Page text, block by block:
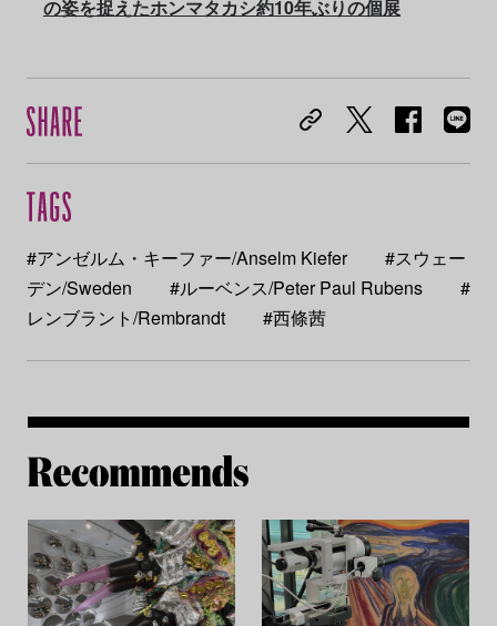
の姿を捉えたホンマタカシ約10年ぶりの個展
#アンゼルム・キーファー/Anselm Kiefer
#スウェー
デン/Sweden
#ルーベンス/Peter Paul Rubens
#
レンブラント/Rembrandt
#西條茜